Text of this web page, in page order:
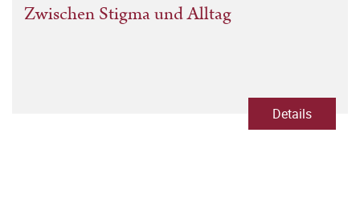
Zwischen Stigma und Alltag
Details